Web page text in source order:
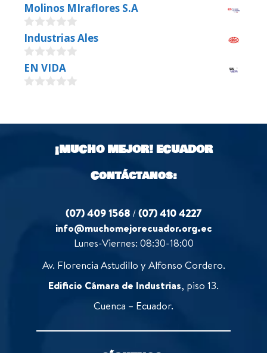
Molinos MIraflores S.A
0
o
u
t
o
f
Industrias Ales
0
o
u
5
EN VIDA
t
¡MUCHO MEJOR!ECUADOR
Contáctanos:
(07) 409 1568 /(07) 410 4227
info@muchomejorecuador.org.ec
Lunes-Viernes: 08:30-18:00
Av. Florencia Astudillo y Alfonso Cordero.
Edificio Cámara de Industrias, piso 13.
Cuenca – Ecuador.